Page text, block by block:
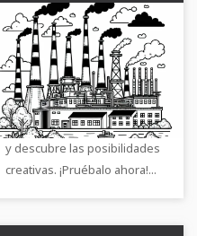
Dibujo para colorear
de una planta de
energía de petróleo
gratis
Descarga la imagen para
colorear gratuita de una
planta de energía a petróleo
y descubre las posibilidades
creativas. ¡Pruébalo ahora!...